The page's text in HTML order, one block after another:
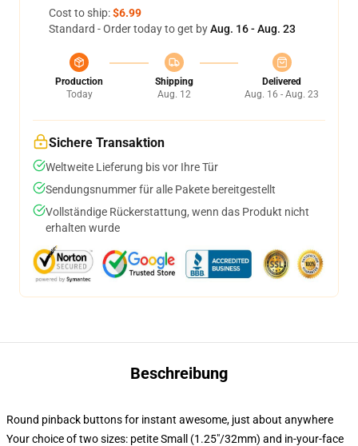
Cost to ship:$6.99
Standard - Order today to get byAug. 16 - Aug. 23
Production
Today
Shipping
Aug. 12
Delivered
Aug. 16 - Aug. 23
Sichere Transaktion
Weltweite Lieferung bis vor Ihre Tür
Sendungsnummer für alle Pakete bereitgestellt
Vollständige Rückerstattung, wenn das Produkt nicht
erhalten wurde
Beschreibung
Round pinback buttons for instant awesome, just about anywhere
Your choice of two sizes: petite Small (1.25"/32mm) and in-your-face